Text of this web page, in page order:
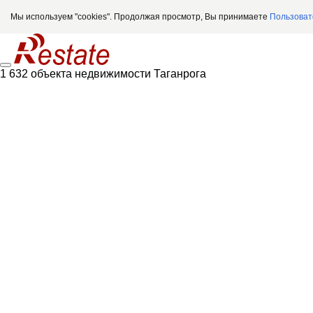
Мы используем "cookies". Продолжая просмотр, Вы принимаете
1 632 объекта недвижимости Таганрога